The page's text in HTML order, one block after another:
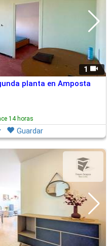
1
planta en Amposta
14 horas
Guardar